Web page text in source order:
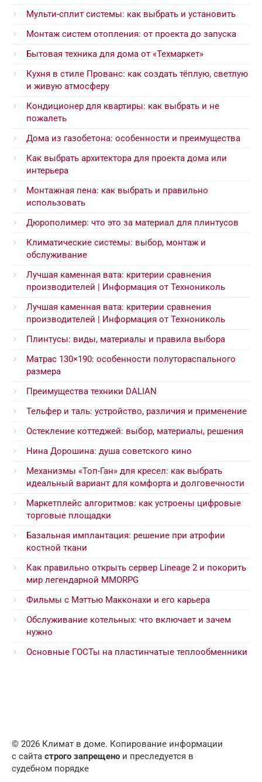
Мульти-сплит системы: как выбрать и установить
Монтаж систем отопления: от проекта до запуска
Бытовая техника для дома от «Техмаркет»
Кухня в стиле Прованс: как создать тёплую, светлую
и живую атмосферу
Кондиционер для квартиры: как выбрать и не
пожалеть
Дома из газобетона: особенности и преимущества
Как выбрать архитектора для проекта дома или
интерьера
Монтажная пена: как выбрать и правильно
использовать
Дюрополимер: что это за материал для плинтусов
Климатические системы: выбор, монтаж и
обслуживание
Лучшая каменная вата: критерии сравнения
производителей | Информация от Технониколь
Лучшая каменная вата: критерии сравнения
производителей | Информация от Технониколь
Плинтусы: виды, материалы и правила выбора
Матрас 130×190: особенности полутораспального
размера
Преимущества техники DALIAN
Тельфер и таль: устройство, различия и применение
Остекление коттеджей: выбор, материалы, решения
Нина Дорошина: душа советского кино
Механизмы «Топ-Ган» для кресел: как выбрать
идеальный вариант для комфорта и долговечности
Маркетплейс алгоритмов: как устроены цифровые
торговые площадки
Базальная имплантация: решение при атрофии
костной ткани
Как правильно открыть сервер Lineage 2 и покорить
мир легендарной MMORPG
Фильмы с Мэттью Макконахи и его карьера
Обслуживание котельных: что включает и зачем
нужно
Основные ГОСТы на пластинчатые теплообменники
© 2026 Климат в доме. Копирование информации
с сайта строго запрещено и преследуется в
судебном порядке